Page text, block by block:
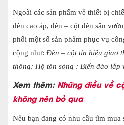
Ngoài các sản phẩm về thiết bị
đèn cao áp, đèn – cột đèn sân
phối một số sản phẩm phục vụ
cộng như: Đèn – cột tín hiệu giao
thông; Hộ tôn sóng ; Biển đảo lắp
Xem thêm: Những điều về
không nên bỏ qua
Nếu bạn đang có nhu cầu tìm mua